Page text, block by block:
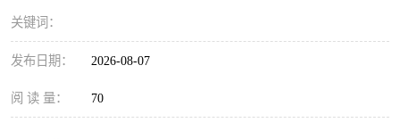
关键词：
发布日期： 2026-08-07
阅 读 量： 70